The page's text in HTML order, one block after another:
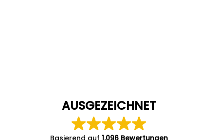
AUSGEZEICHNET
Basierend auf 1.096 Bewertungen